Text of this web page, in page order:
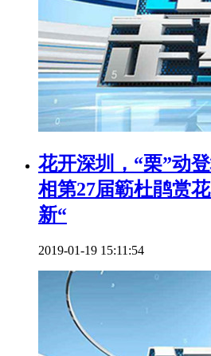
花开深圳，“栗”动
相第27届簕杜鹃赏
新“
2019-01-19 15:11:54